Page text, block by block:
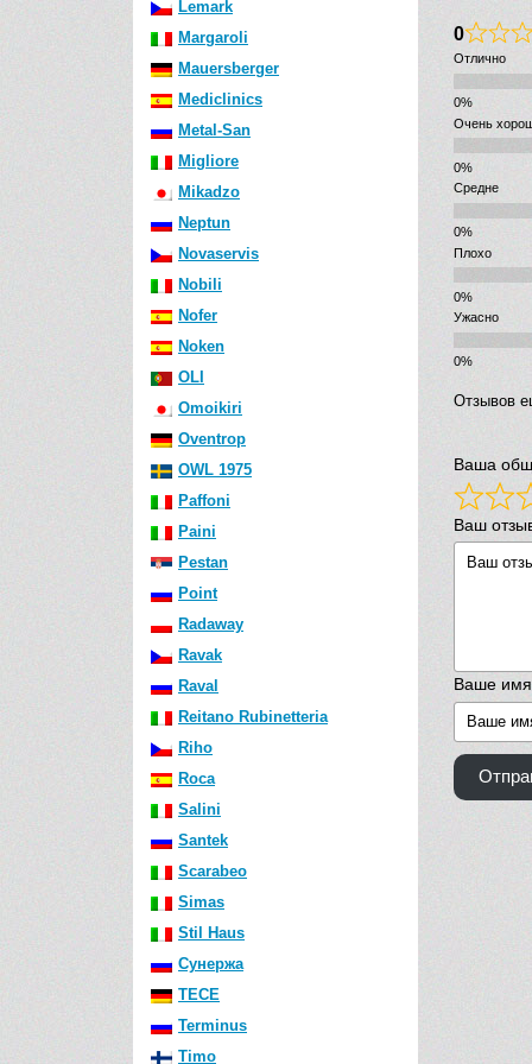
Lemark
Margaroli
Mauersberger
Mediclinics
Metal-San
Migliore
Mikadzo
Neptun
Novaservis
Nobili
Nofer
Noken
OLI
Omoikiri
Oventrop
OWL 1975
Paffoni
Paini
Pestan
Point
Radaway
Ravak
Raval
Reitano Rubinetteria
Riho
Roca
Salini
Santek
Scarabeo
Simas
Stil Haus
Сунержа
TECE
Terminus
Timo
0
Отлично
Очень
Средне
Плохо
Ужасно
Отзывов
Ваша
Ваш
Ваше имя